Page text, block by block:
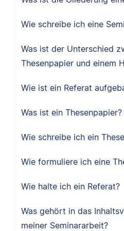
Wie schreibe ich eine
Was ist der Unterschied
Thesenpapier und einem
Wie ist ein Referat
Was ist ein Thesenpapier?
Wie schreibe ich ein
Wie formuliere ich eine
Wie halte ich ein Referat?
Was gehört in das
meiner Seminararbeit?